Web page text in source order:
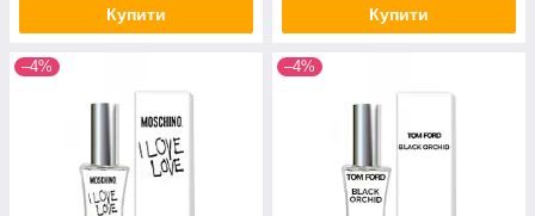
Купити Купити
–4% –4%